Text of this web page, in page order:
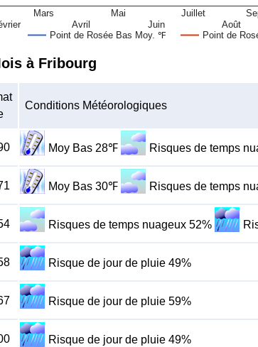
Point de Rosée Bas Moy. ℉ Point de
Mars
Avril
Mai
Juin
Juillet
Août
à Fribourg
Conditions Météorologiques
Moy Bas 28℉ Risques de temps
Moy Bas 30℉ Risques de temps
Risques de temps nuageux 52%
Risque de jour de pluie 49%
Risque de jour de pluie 59%
Risque de jour de pluie 49%